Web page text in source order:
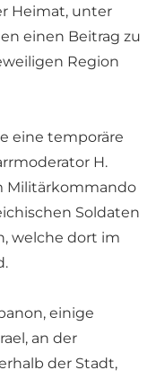
Heimat, unter
einen Beitrag zu
Region
eine temporäre
H.
Militärkommando
Soldaten
welche dort im
einige
an der
der Stadt,